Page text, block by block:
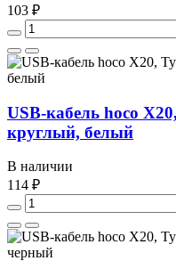
103 ₽
USB-кабель hoco
круглый, белый
В наличии
114 ₽